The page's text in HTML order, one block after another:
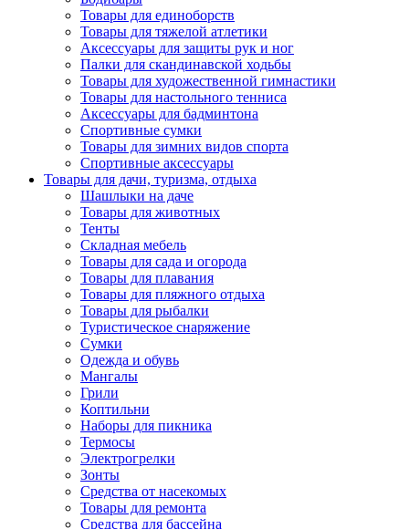
Товары для единоборств
Товары для тяжелой атлетики
Аксессуары для защиты рук и ног
Палки для скандинавской ходьбы
Товары для художественной гимнастики
Товары для настольного тенниса
Аксессуары для бадминтона
Спортивные сумки
Товары для зимних видов спорта
Спортивные аксессуары
Товары для дачи, туризма, отдыха
Шашлыки на даче
Товары для животных
Тенты
Складная мебель
Товары для сада и огорода
Товары для плавания
Товары для пляжного отдыха
Товары для рыбалки
Туристическое снаряжение
Сумки
Одежда и обувь
Мангалы
Грили
Коптильни
Наборы для пикника
Термосы
Электрогрелки
Зонты
Средства от насекомых
Товары для ремонта
Средства для бассейна